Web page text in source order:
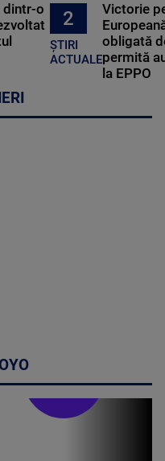
dintr-o
2
ȘTIRI
ACTUALE
Victorie
obligată
permită
la EPPO